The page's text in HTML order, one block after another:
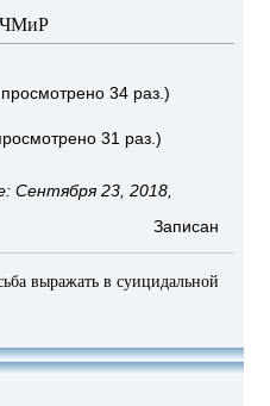
ЧМиР
34 раз.)
31 раз.)
Сентября 23, 2018,
Записан
выражать в суицидальной